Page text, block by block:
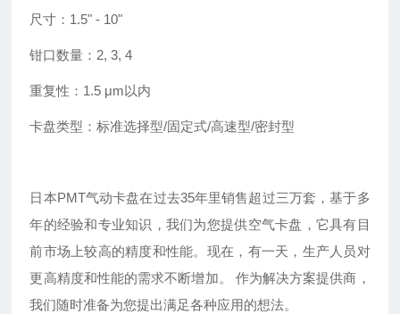
尺寸： 1.5" - 10"
钳口数量： 2, 3, 4
重复性： 1.5 μm以内
卡盘类型：标准选择型/固定式/高速型/密封型
日本PMT气动卡盘在过去35年里销售超过三万套，基于多
年的经验和专业知识，我们为您提供空气卡盘，它具有目
前市场上较高的精度和性能。现在，有一天，生产人员对
更高精度和性能的需求不断增加。 作为解决方案提供商，
我们随时准备为您提出满足各种应用的想法。